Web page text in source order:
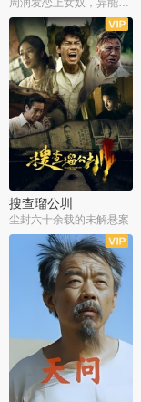
周润发恋上女奴，异能护体战邪派
搜查瑠公圳
尘封六十余载的未解悬案